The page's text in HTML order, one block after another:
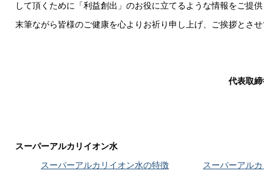
して頂くために「利益創出」のお役に立てるような情報をご提供
末筆ながら皆様のご健康を心よりお祈り申し上げ、ご挨拶とさせ
代表取締役社長 青
スーパーアルカリイオン水
スーパーアルカリイオン水の特徴 スーパーアルカ